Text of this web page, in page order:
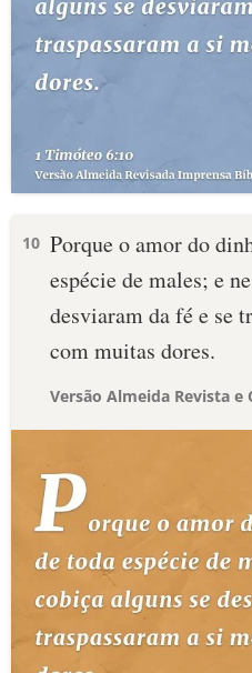
10 Porque o amor do
espécie de males; e
desviaram da fé e se
com muitas dores.
Versão Almeida Revista e